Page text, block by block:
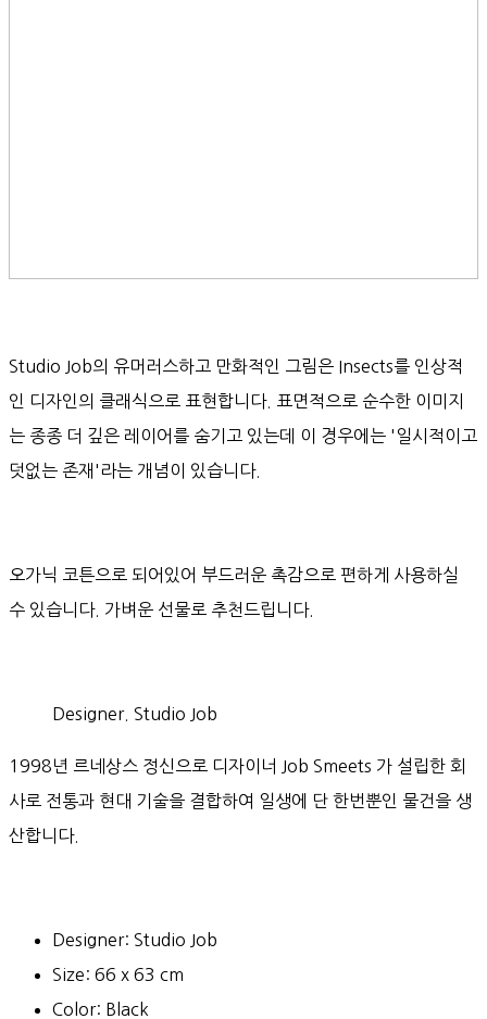
Studio Job의 유머러스하고 만화적인 그림은 Insects를 인상적
인 디자인의 클래식으로 표현합니다. 표면적으로 순수한 이미지
는 종종 더 깊은 레이어를 숨기고 있는데 이 경우에는 '일시적이고
덧없는 존재'라는 개념이 있습니다.
오가닉 코튼으로 되어있어 부드러운 촉감으로 편하게 사용하실
수 있습니다. 가벼운 선물로 추천드립니다.
Designer. Studio Job
1998년 르네상스 정신으로 디자이너 Job Smeets 가 설립한 회
사로 전통과 현대 기술을 결합하여 일생에 단 한번뿐인 물건을 생
산합니다.
Designer: Studio Job
Size: 66 x 63 cm
Color: Black